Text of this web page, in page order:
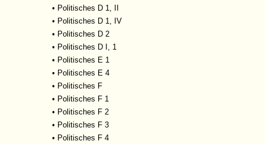
• Politisches D 1, II
• Politisches D 1, IV
• Politisches D 2
• Politisches D I, 1
• Politisches E 1
• Politisches E 4
• Politisches F
• Politisches F 1
• Politisches F 2
• Politisches F 3
• Politisches F 4